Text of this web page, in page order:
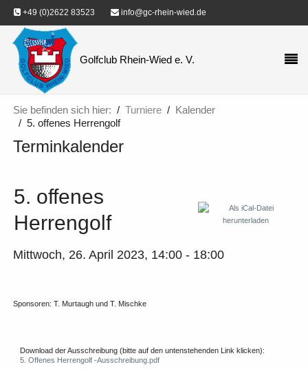
+49 (0)2622 83523 info@gc-rhein-wied.de
Golfclub Rhein-Wied e. V.
Sie befinden sich hier: Turniere
Kalender
5. offenes Herrengolf
Terminkalender
5. offenes
Herrengolf
Mittwoch, 26. April 2023, 14:00 - 18:00
Sponsoren: T. Murtaugh und T. Mischke
Download der Ausschreibung (bitte auf den untenstehenden Link klicken):
5. Offenes Herrengolf -Ausschreibung.pdf